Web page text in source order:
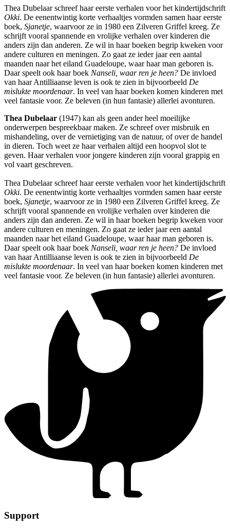
Thea Dubelaar schreef haar eerste verhalen voor het kindertijdschrift
Okki. De eenentwintig korte verhaaltjes vormden samen haar eerste
boek, Sjanetje, waarvoor ze in 1980 een Zilveren Griffel kreeg. Ze
schrijft vooral spannende en vrolijke verhalen over kinderen die
anders zijn dan anderen. Ze wil in haar boeken begrip kweken voor
andere culturen en meningen. Zo gaat ze ieder jaar een aantal
maanden naar het eiland Guadeloupe, waar haar man geboren is.
Daar speelt ook haar boek Nanseli, waar ren je heen? De invloed
van haar Antilliaanse leven is ook te zien in bijvoorbeeld De
mislukte moordenaar. In veel van haar boeken komen kinderen met
veel fantasie voor. Ze beleven (in hun fantasie) allerlei avonturen.
Thea Dubelaar (1947) kan als geen ander heel moeilijke
onderwerpen bespreekbaar maken. Ze schreef over misbruik en
mishandeling, over de vernietiging van de natuur, of over de handel
in dieren. Toch weet ze haar verhalen altijd een hoopvol slot te
geven. Haar verhalen voor jongere kinderen zijn vooral grappig en
vol vaart geschreven.
Thea Dubelaar schreef haar eerste verhalen voor het kindertijdschrift
Okki. De eenentwintig korte verhaaltjes vormden samen haar eerste
boek, Sjanetje, waarvoor ze in 1980 een Zilveren Griffel kreeg. Ze
schrijft vooral spannende en vrolijke verhalen over kinderen die
anders zijn dan anderen. Ze wil in haar boeken begrip kweken voor
andere culturen en meningen. Zo gaat ze ieder jaar een aantal
maanden naar het eiland Guadeloupe, waar haar man geboren is.
Daar speelt ook haar boek Nanseli, waar ren je heen? De invloed
van haar Antilliaanse leven is ook te zien in bijvoorbeeld De
mislukte moordenaar. In veel van haar boeken komen kinderen met
veel fantasie voor. Ze beleven (in hun fantasie) allerlei avonturen.
Support